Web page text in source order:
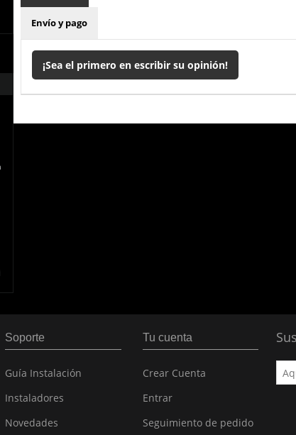
Envío y pago
¡Sea el primero en escribir su opinión!
Soporte
Guía Instalación
Instaladores
Novedades
Tu cuenta
Crear Cuenta
Entrar
Seguimiento de pedido